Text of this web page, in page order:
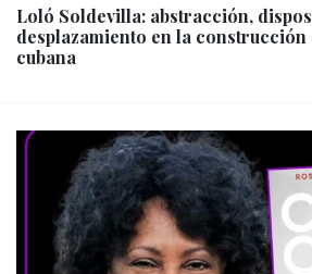
Loló Soldevilla: abstracción,
desplazamiento en la
cubana